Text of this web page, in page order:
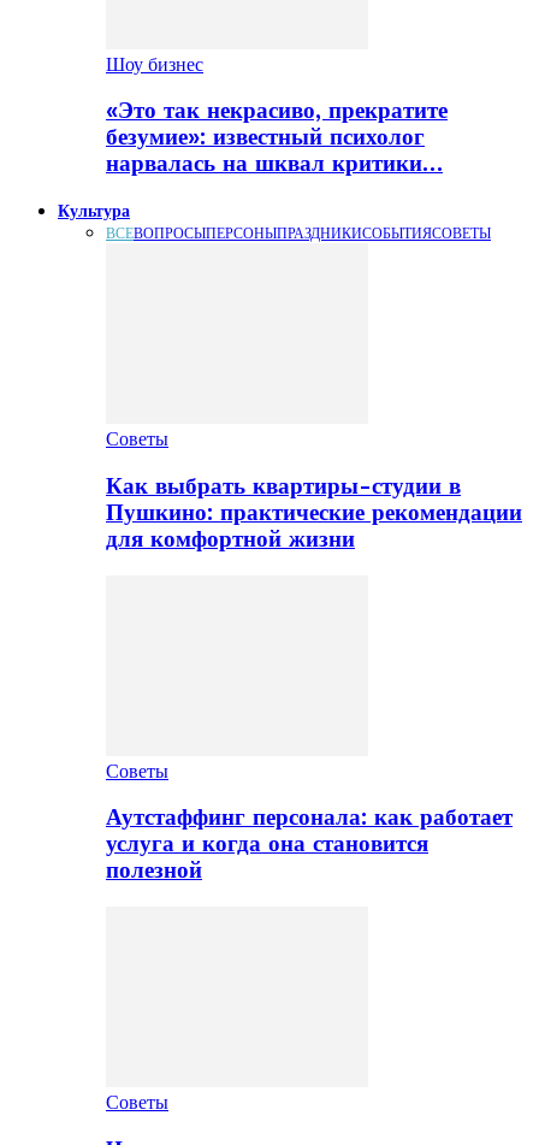
Шоу бизнес
«Это так некрасиво, прекратите
безумие»: известный психолог
нарвалась на шквал критики…
Культура
ВСЕВОПРОСЫПЕРСОНЫПРАЗДНИКИСОБЫТИЯСОВЕТЫ
Советы
Как выбрать квартиры-студии в
Пушкино: практические рекомендации
для комфортной жизни
Советы
Аутстаффинг персонала: как работает
услуга и когда она становится
полезной
Советы